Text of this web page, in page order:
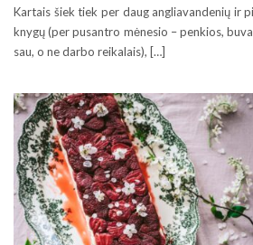
Kartais šiek tiek per daug angliavandenių ir
knygų (per pusantro mėnesio – penkios,
sau, o ne darbo reikalais), […]